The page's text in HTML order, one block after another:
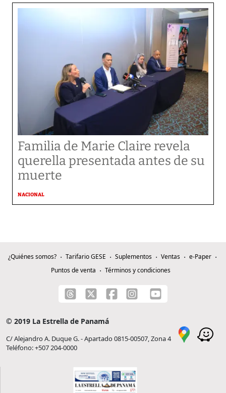
Familia de Marie Claire revela
querella presentada antes de su
muerte
NACIONAL
¿Quiénes somos? Tarifario GESE Suplementos Ventas
e-Paper
Puntos de venta
Términos y condiciones
© 2019 La Estrella de Panamá
C/ Alejandro A. Duque G. - Apartado 0815-00507, Zona 4
Teléfono: +507 204-0000